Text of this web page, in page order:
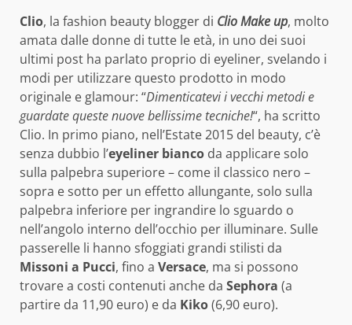
Clio, la fashion beauty blogger di Clio Make up, molto
amata dalle donne di tutte le età, in uno dei suoi
ultimi post ha parlato proprio di eyeliner, svelando i
modi per utilizzare questo prodotto in modo
originale e glamour: “Dimenticatevi i vecchi metodi e
guardate queste nuove bellissime tecniche!“, ha scritto
Clio. In primo piano, nell’Estate 2015 del beauty, c’è
senza dubbio l’eyeliner bianco da applicare solo
sulla palpebra superiore – come il classico nero –
sopra e sotto per un effetto allungante, solo sulla
palpebra inferiore per ingrandire lo sguardo o
nell’angolo interno dell’occhio per illuminare. Sulle
passerelle li hanno sfoggiati grandi stilisti da
Missoni a Pucci, fino a Versace, ma si possono
trovare a costi contenuti anche da Sephora (a
partire da 11,90 euro) e da Kiko(6,90 euro).